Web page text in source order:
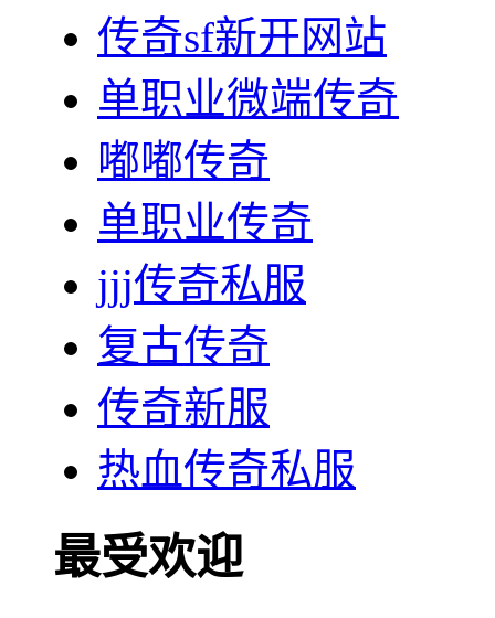
传奇sf新开网站
单职业微端传奇
嘟嘟传奇
单职业传奇
jjj传奇私服
复古传奇
传奇新服
热血传奇私服
最受欢迎